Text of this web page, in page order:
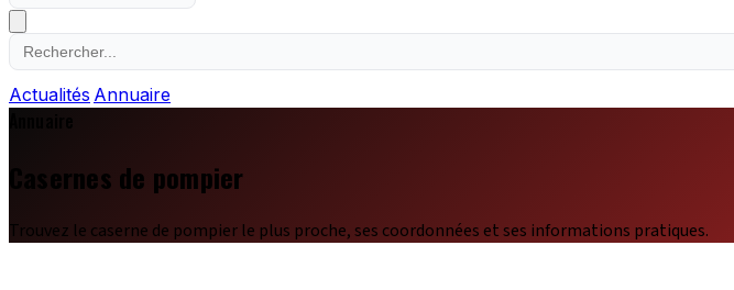
Actualités Annuaire
Casernes de pompier
Trouvez le caserne de pompier le plus proche, ses coordonnées et ses informations pratiques.